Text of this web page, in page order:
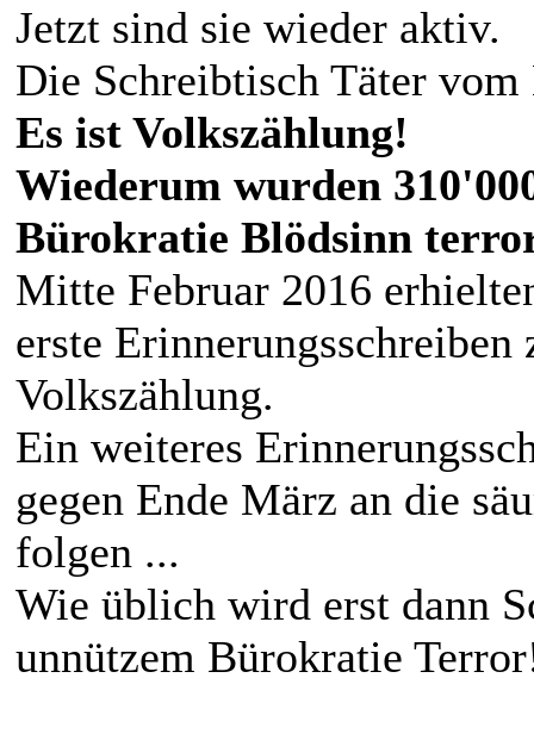
Jetzt sind sie wieder aktiv.
Die Schreibtisch Täter
Es ist Volkszählung!
Wiederum wurden
Bürokratie Blödsinn
Mitte Februar 2016
erste
Volkszählung.
Ein weiteres
gegen Ende März an die
folgen ...
Wie üblich wird erst dann
unnützem Bürokratie